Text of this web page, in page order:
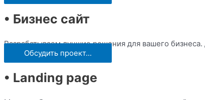
• Бизнес сайт
Разрабатываем лучшие решения для вашего
Обсудить проект...
• Landing page